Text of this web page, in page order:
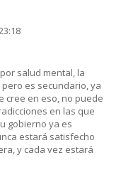
salud mental, la
es secundario, ya
cree en eso, no puede
en las que
gobierno ya es
estará satisfecho
y cada vez estará